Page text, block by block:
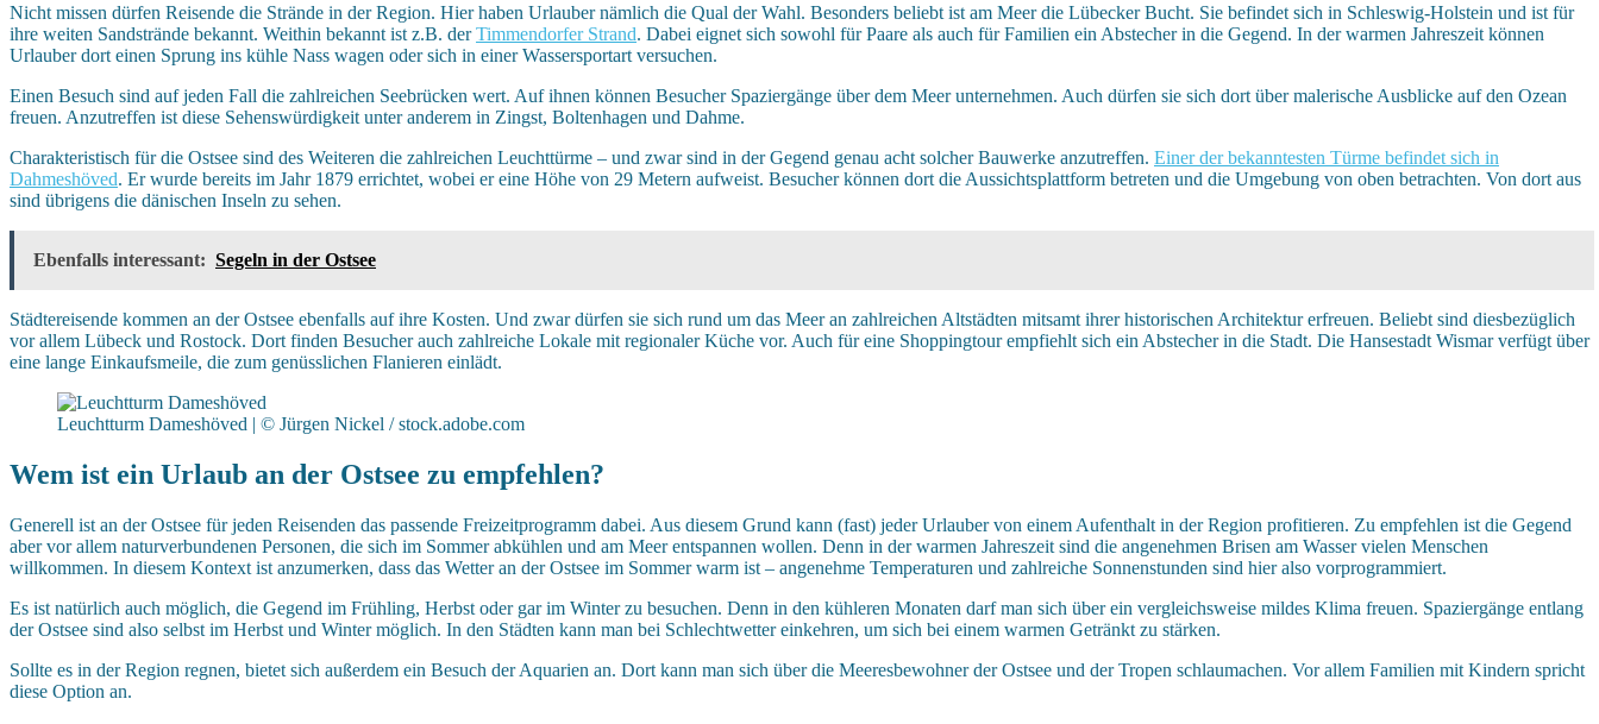
Nicht missen dürfen Reisende die Strände in der Region. Hier haben Urlauber nämlich die Qual der Wahl. Besonders beliebt ist am Meer die Lübecker Bucht. Sie befindet sich in Schleswig-Holstein und ist für
ihre weiten Sandstrände bekannt. Weithin bekannt ist z.B. derTimmendorfer Strand. Dabei eignet sich sowohl für Paare als auch für Familien ein Abstecher in die Gegend. In der warmen Jahreszeit können
Urlauber dort einen Sprung ins kühle Nass wagen oder sich in einer Wassersportart versuchen.
Einen Besuch sind auf jeden Fall die zahlreichen Seebrücken wert. Auf ihnen können Besucher Spaziergänge über dem Meer unternehmen. Auch dürfen sie sich dort über malerische Ausblicke auf den Ozean
freuen. Anzutreffen ist diese Sehenswürdigkeit unter anderem in Zingst, Boltenhagen und Dahme.
Charakteristisch für die Ostsee sind des Weiteren die zahlreichen Leuchttürme – und zwar sind in der Gegend genau acht solcher Bauwerke anzutreffen. Einer der bekanntesten Türme befindet sich in
Dahmeshöved. Er wurde bereits im Jahr 1879 errichtet, wobei er eine Höhe von 29 Metern aufweist. Besucher können dort die Aussichtsplattform betreten und die Umgebung von oben betrachten. Von dort aus
sind übrigens die dänischen Inseln zu sehen.
Ebenfalls interessant: Segeln in der Ostsee
Städtereisende kommen an der Ostsee ebenfalls auf ihre Kosten. Und zwar dürfen sie sich rund um das Meer an zahlreichen Altstädten mitsamt ihrer historischen Architektur erfreuen. Beliebt sind diesbezüglich
vor allem Lübeck und Rostock. Dort finden Besucher auch zahlreiche Lokale mit regionaler Küche vor. Auch für eine Shoppingtour empfiehlt sich ein Abstecher in die Stadt. Die Hansestadt Wismar verfügt über
eine lange Einkaufsmeile, die zum genüsslichen Flanieren einlädt.
Leuchtturm Dameshöved | © Jürgen Nickel / stock.adobe.com
Wem ist ein Urlaub an der Ostsee zu empfehlen?
Generell ist an der Ostsee für jeden Reisenden das passende Freizeitprogramm dabei. Aus diesem Grund kann (fast) jeder Urlauber von einem Aufenthalt in der Region profitieren. Zu empfehlen ist die Gegend
aber vor allem naturverbundenen Personen, die sich im Sommer abkühlen und am Meer entspannen wollen. Denn in der warmen Jahreszeit sind die angenehmen Brisen am Wasser vielen Menschen
willkommen. In diesem Kontext ist anzumerken, dass das Wetter an der Ostsee im Sommer warm ist – angenehme Temperaturen und zahlreiche Sonnenstunden sind hier also vorprogrammiert.
Es ist natürlich auch möglich, die Gegend im Frühling, Herbst oder gar im Winter zu besuchen. Denn in den kühleren Monaten darf man sich über ein vergleichsweise mildes Klima freuen. Spaziergänge entlang
der Ostsee sind also selbst im Herbst und Winter möglich. In den Städten kann man bei Schlechtwetter einkehren, um sich bei einem warmen Getränkt zu stärken.
Sollte es in der Region regnen, bietet sich außerdem ein Besuch der Aquarien an. Dort kann man sich über die Meeresbewohner der Ostsee und der Tropen schlaumachen. Vor allem Familien mit Kindern spricht
diese Option an.